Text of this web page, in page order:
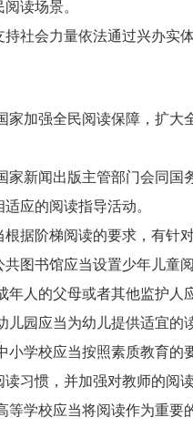
读场景。
持社会力量依法通过兴办实
家加强全民阅读保障，扩大
家新闻出版主管部门会同国
应的阅读指导活动。
根据阶梯阅读的要求，有针
共图书馆应当设置少年儿童
年人的父母或者其他监护人
儿园应当为幼儿提供适宜的
小学校应当按照素质教育的
读习惯，并加强对教师的阅
等学校应当将阅读作为重要